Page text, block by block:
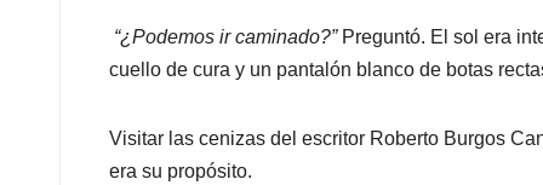
“¿Podemos ir caminado?”Preguntó. El sol era
cuello de cura y un pantalón blanco de botas
Visitar las cenizas del escritor Roberto Burgos
era su propósito.